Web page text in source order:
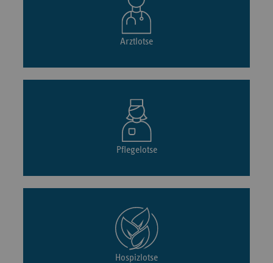
Arztlotse
Pflegelotse
Hospizlotse